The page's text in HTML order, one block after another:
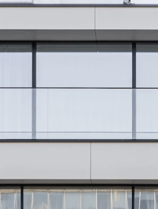
VIVA ARCHITECTURE
Ernest Van Dijckkaai 22-23